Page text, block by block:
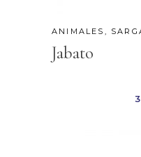
ANIMALES ,
Jabato